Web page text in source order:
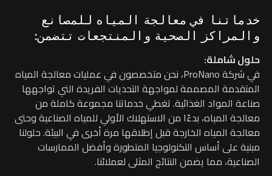
خدماتنا في معالجة المياه للمصانع
والمراكز الصحية والمنتجعات تتضمن:
حلول شاملة:
في شركة ProNano، نحن متخصصون في عمليات معالجة المياه
المتقدمة المصممة لمواجهة التحديات الفريدة التي تواجهها
صناعة المواد الغذائية. تغطي خدماتنا مجموعة كاملة من
معالجة المياه، بدءًا من الاستهلاك الأولي للمياه الصناعية وحتى
معالجة المياه الخارجة قبل إطلاقها مرة أخرى في البيئة. حلولنا
مبنية على أساس التكنولوجيا المتطورة وأفضل الممارسات
الصناعية، مما يضمن النتائج المثلى لعملائنا.